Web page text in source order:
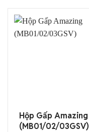
Hộp Gấp Amazing
(MB01/02/03GSV)